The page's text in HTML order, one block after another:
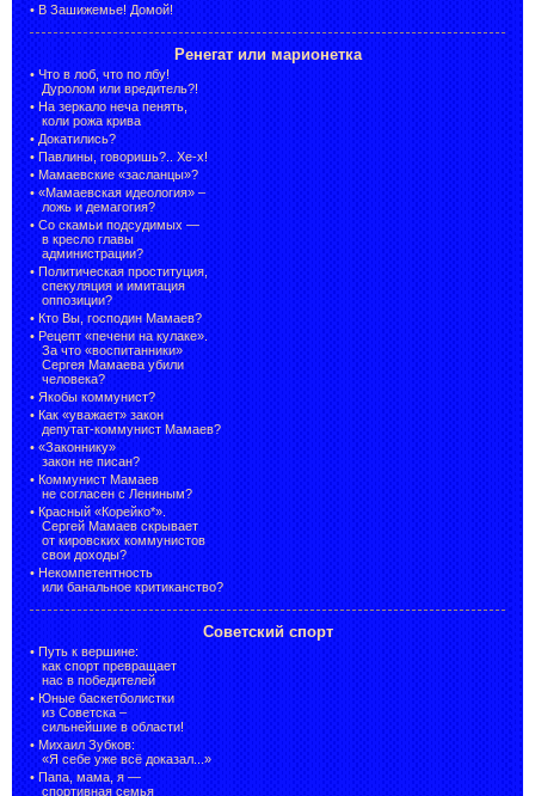
• В Зашижемье! Домой!
Ренегат или марионетка
• Что в лоб, что по лбу!
Дуролом или вредитель?!
• На зеркало неча пенять,
коли рожа крива
• Докатились?
• Павлины, говоришь?.. Хе-х!
• Мамаевские «засланцы»?
• «Мамаевская идеология» –
ложь и демагогия?
• Со скамьи подсудимых —
в кресло главы
администрации?
• Политическая проституция,
спекуляция и имитация
оппозиции?
• Кто Вы, господин Мамаев?
• Рецепт «печени на кулаке».
За что «воспитанники»
Сергея Мамаева убили
человека?
• Якобы коммунист?
• Как «уважает» закон
депутат-коммунист Мамаев?
• «Законнику»
закон не писан?
• Коммунист Мамаев
не согласен с Лениным?
• Красный «Корейко*».
Сергей Мамаев скрывает
от кировских коммунистов
свои доходы?
• Некомпетентность
или банальное критиканство?
Советский спорт
• Путь к вершине:
как спорт превращает
нас в победителей
• Юные баскетболистки
из Советска –
сильнейшие в области!
• Михаил Зубков:
«Я себе уже всё доказал...»
• Папа, мама, я —
спортивная семья